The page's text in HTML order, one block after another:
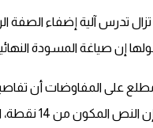
لا تزال تدرس آلية إضفاء
صياغة المسودة
أن تفاصيل
وقال